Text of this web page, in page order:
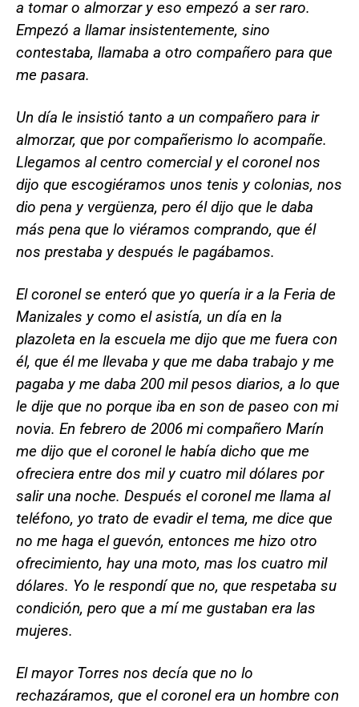
a tomar o almorzar y eso empezó a ser raro.
Empezó a llamar insistentemente, sino
contestaba, llamaba a otro compañero para que
me pasara.
Un día le insistió tanto a un compañero para ir
almorzar, que por compañerismo lo acompañe.
Llegamos al centro comercial y el coronel nos
dijo que escogiéramos unos tenis y colonias, nos
dio pena y vergüenza, pero él dijo que le daba
más pena que lo viéramos comprando, que él
nos prestaba y después le pagábamos.
El coronel se enteró que yo quería ir a la Feria de
Manizales y como el asistía, un día en la
plazoleta en la escuela me dijo que me fuera con
él, que él me llevaba y que me daba trabajo y me
pagaba y me daba 200 mil pesos diarios, a lo que
le dije que no porque iba en son de paseo con mi
novia. En febrero de 2006 mi compañero Marín
me dijo que el coronel le había dicho que me
ofreciera entre dos mil y cuatro mil dólares por
salir una noche. Después el coronel me llama al
teléfono, yo trato de evadir el tema, me dice que
no me haga el guevón, entonces me hizo otro
ofrecimiento, hay una moto, mas los cuatro mil
dólares. Yo le respondí que no, que respetaba su
condición, pero que a mí me gustaban era las
mujeres.
El mayor Torres nos decía que no lo
rechazáramos, que el coronel era un hombre con